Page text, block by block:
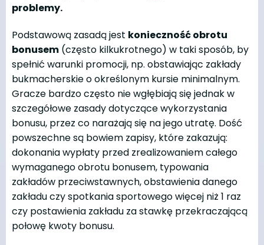
problemy.
Podstawową zasadą jest konieczność obrotu
bonusem (często kilkukrotnego) w taki sposób, by
spełnić warunki promocji, np. obstawiając zakłady
bukmacherskie o określonym kursie minimalnym.
Gracze bardzo często nie wgłębiają się jednak w
szczegółowe zasady dotyczące wykorzystania
bonusu, przez co narażają się na jego utratę. Dość
powszechne są bowiem zapisy, które zakazują:
dokonania wypłaty przed zrealizowaniem całego
wymaganego obrotu bonusem, typowania
zakładów przeciwstawnych, obstawienia danego
zakładu czy spotkania sportowego więcej niż 1 raz
czy postawienia zakładu za stawkę przekraczającą
połowę kwoty bonusu.